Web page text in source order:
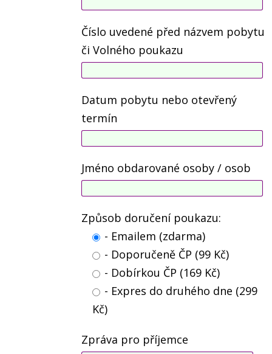
Číslo uvedené před názvem pobytu
či Volného poukazu
Datum pobytu nebo otevřený
termín
Jméno obdarované osoby / osob
Způsob doručení poukazu:
- Emailem (zdarma)
- Doporučeně ČP (99 Kč)
- Dobírkou ČP (169 Kč)
- Expres do druhého dne (299
Kč)
Zpráva pro příjemce